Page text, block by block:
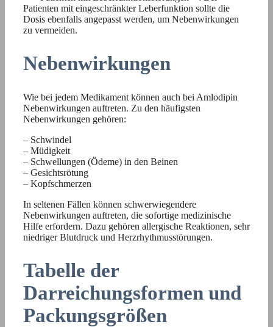
Patienten mit eingeschränkter Leberfunktion sollte die
Dosis ebenfalls angepasst werden, um Nebenwirkungen
zu vermeiden.
Nebenwirkungen
Wie bei jedem Medikament können auch bei Amlodipin
Nebenwirkungen auftreten. Zu den häufigsten
Nebenwirkungen gehören:
– Schwindel
– Müdigkeit
– Schwellungen (Ödeme) in den Beinen
– Gesichtsrötung
– Kopfschmerzen
In seltenen Fällen können schwerwiegendere
Nebenwirkungen auftreten, die sofortige medizinische
Hilfe erfordern. Dazu gehören allergische Reaktionen, sehr
niedriger Blutdruck und Herzrhythmusstörungen.
Tabelle der
Darreichungsformen und
Packungsgrößen